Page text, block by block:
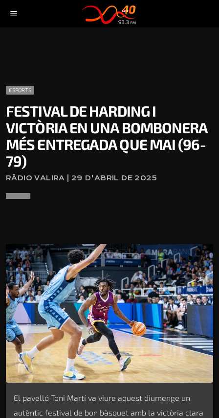
menu
ESPORTS
FESTIVAL DE HARDING I
VICTÒRIA EN UNA BOMBONERA
MÉS ENTREGADA QUE MAI (96-
79)
RÀDIO VALIRA | 29 D'ABRIL DE 2025
El pavelló Toni Martí va viure aquest diumenge un
autèntic festival de bon bàsquet amb la victòria clara